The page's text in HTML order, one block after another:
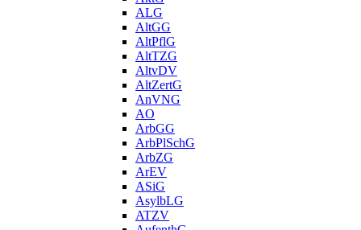
ALG
AltGG
AltPflG
AltTZG
AltvDV
AltZertG
AnVNG
AO
ArbGG
ArbPlSchG
ArbZG
ArEV
ASiG
AsylbLG
ATZV